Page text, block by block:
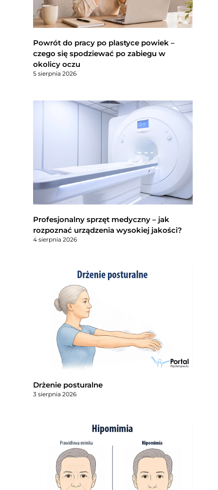
Powrót do pracy po plastyce powiek –
czego się spodziewać po zabiegu w
okolicy oczu
5 sierpnia 2026
Profesjonalny sprzęt medyczny – jak
rozpoznać urządzenia wysokiej jakości?
4 sierpnia 2026
Drżenie posturalne
3 sierpnia 2026